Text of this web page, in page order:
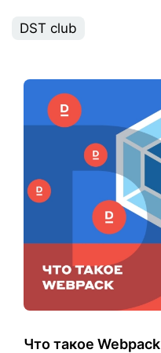
DST club
Что такое Webpack